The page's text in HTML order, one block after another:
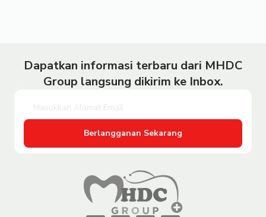
Dapatkan informasi terbaru dari MHDC
Group langsung dikirim ke Inbox.
Berlangganan Sekarang